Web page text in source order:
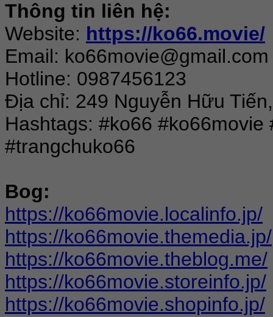
Thông tin liên hệ:
Website: https://ko66.movie/
Email: ko66movie@gmail.com
Hotline: 0987456123
Địa chỉ: 249 Nguyễn Hữu
Hashtags: #ko66
#trangchuko66
Bog:
https://ko66movie.localinfo.jp/
https://ko66movie.themedia.jp/
https://ko66movie.theblog.me/
https://ko66movie.storeinfo.jp/
https://ko66movie.shopinfo.jp/